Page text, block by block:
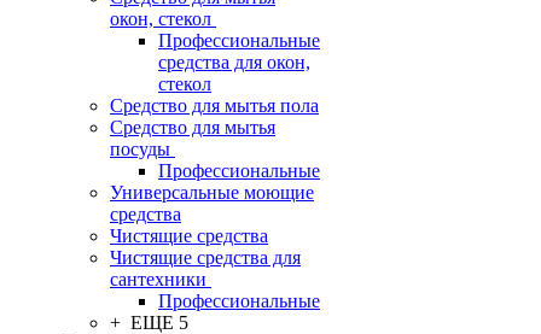
окон, стекол
Профессиональные
средства для окон,
стекол
Средство для мытья пола
Средство для мытья
посуды
Профессиональные
Универсальные моющие
средства
Чистящие средства
Чистящие средства для
сантехники
Профессиональные
+ ЕЩЕ 5